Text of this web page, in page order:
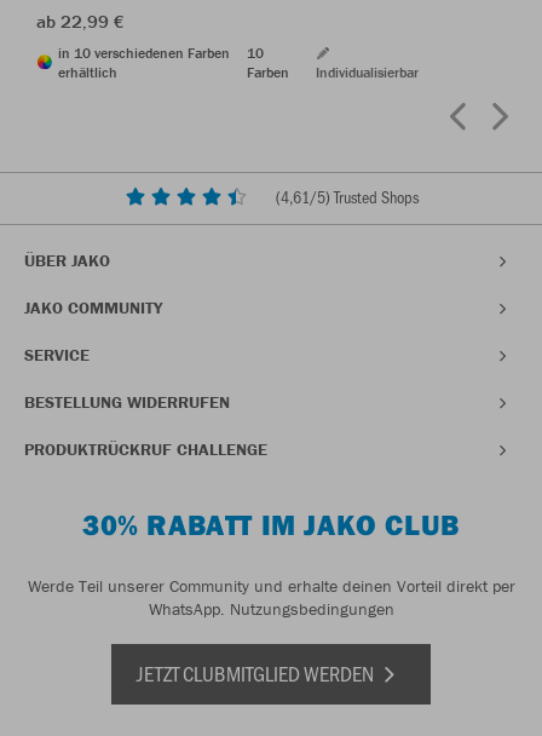
ab 22,99 €
in 10 verschiedenen Farben
erhältlich
10
Farben
Individualisierbar
(4,61/5) Trusted Shops
ÜBER JAKO
JAKO COMMUNITY
SERVICE
BESTELLUNG WIDERRUFEN
PRODUKTRÜCKRUF CHALLENGE
30% RABATT IM JAKO CLUB
Werde Teil unserer Community und erhalte deinen Vorteil direkt per
WhatsApp. Nutzungsbedingungen
JETZT CLUBMITGLIED WERDEN